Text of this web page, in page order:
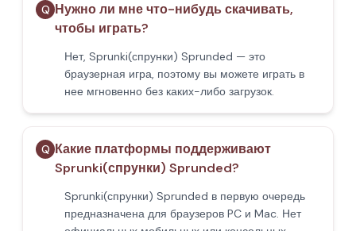
Q Нужно ли мне что-нибудь скачивать,
чтобы играть?
Нет, Sprunki(спрунки) Sprunded — это
браузерная игра, поэтому вы можете играть в
нее мгновенно без каких-либо загрузок.
Q Какие платформы поддерживают
Sprunki(спрунки) Sprunded?
Sprunki(спрунки) Sprunded в первую очередь
предназначена для браузеров PC и Mac. Нет